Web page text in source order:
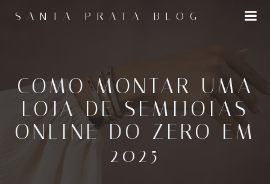
para
SANTA PRATA BLOG
COMO MONTAR UMA
LOJA DE SEMIJOIAS
ONLINE DO ZERO EM
2025